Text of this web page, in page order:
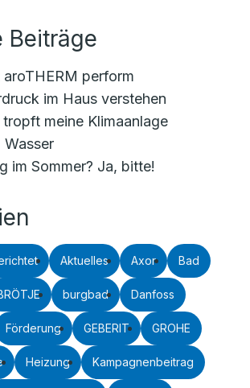
Beiträge
aroTHERM perform
im Haus verstehen
tropft meine Klimaanlage
Wasser
im Sommer? Ja, bitte!
Aktuelles Axor Bad
burgbad Danfoss
Förderung GEBERIT GROHE
Heizung Kampagnenbeitrag